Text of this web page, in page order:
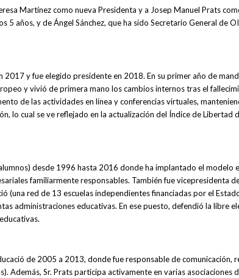
Martínez como nueva Presidenta y a Josep Manuel Prats
años, y de Ángel Sánchez, que ha sido Secretario General de
y fue elegido presidente en 2018. En su primer año de
y vivió de primera mano los cambios internos tras el
de las actividades en línea y conferencias virtuales,
lo cual se ve reflejado en la actualización del Índice de Libertad
desde 1996 hasta 2016 donde ha implantado el
familiarmente responsables. También fue vicepresidenta
(una red de 13 escuelas independientes financiadas por el
administraciones educativas. En ese puesto, defendió la libre
de 2005 a 2013, donde fue responsable de
Además, Sr. Prats participa activamente en varias